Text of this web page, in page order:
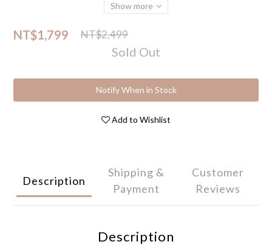
Show more
NT$1,799 NT$2,499
Sold Out
Notify When in Stock
Add to Wishlist
Description
Shipping &
Payment
Customer
Reviews
Description